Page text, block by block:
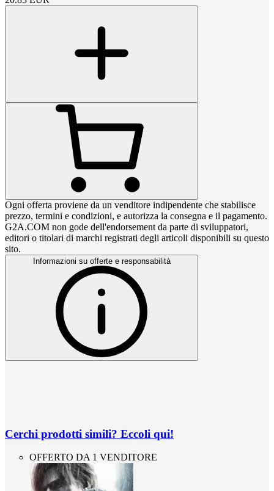
Ogni offerta proviene da un venditore indipendente che stabilisce
prezzo, termini e condizioni, e autorizza la consegna e il pagamento.
G2A.COM non gode dell'endorsement da parte di sviluppatori,
editori o titolari di marchi registrati degli articoli disponibili su questo
sito.
Informazioni su offerte e responsabilità
Cerchi prodotti simili? Eccoli qui!
OFFERTO DA 1 VENDITORE